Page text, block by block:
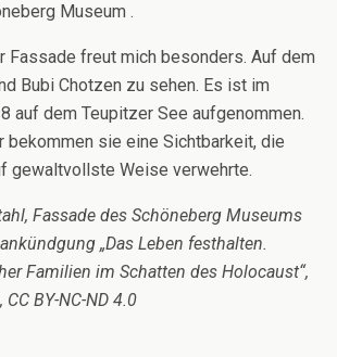
Museum .
Fassade freut mich besonders. Auf dem
Bubi Chotzen zu sehen. Es ist im
auf dem Teupitzer See aufgenommen.
bekommen sie eine Sichtbarkeit, die
gewaltvollste Weise verwehrte.
Fassade des Schöneberg Museums
„Das Leben festhalten.
Familien im Schatten des Holocaust“,
BY-NC-ND 4.0